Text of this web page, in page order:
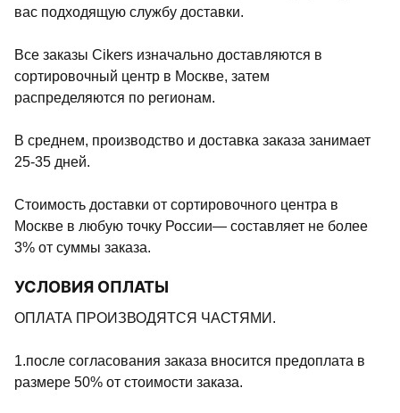
вас подходящую службу доставки.
Все заказы Cikers изначально доставляются в
сортировочный центр в Москве, затем
распределяются по регионам.
В среднем, производство и доставка заказа занимает
25-35 дней.
Стоимость доставки от сортировочного центра в
Москве в любую точку России— составляет не более
3% от суммы заказа.
УСЛОВИЯ ОПЛАТЫ
ОПЛАТА ПРОИЗВОДЯТСЯ ЧАСТЯМИ.
1.после согласования заказа вносится предоплата в
размере 50% от стоимости заказа.